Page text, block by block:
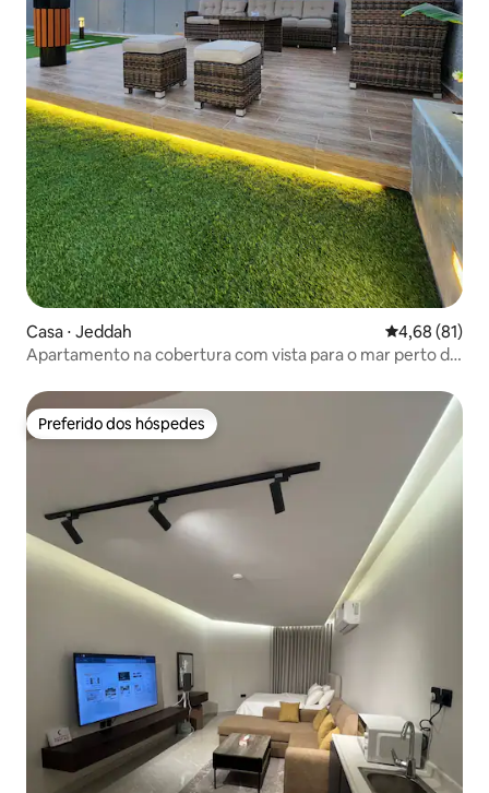
Casa ⋅ Jeddah 4,68 de uma
4,68 (81)
Apartamento na cobertura com vista para o mar perto da
Preferido dos hóspedes
Preferido dos hóspedes